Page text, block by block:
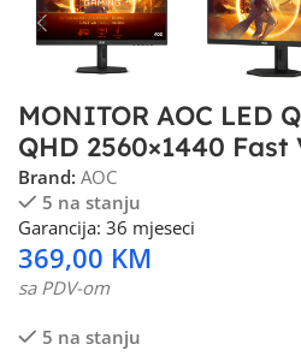
MONITOR AOC LED
QHD 2560×1440 Fast
Brand: AOC
5 na stanju
Garancija: 36 mjeseci
369,00 KM
sa PDV-om
5 na stanju